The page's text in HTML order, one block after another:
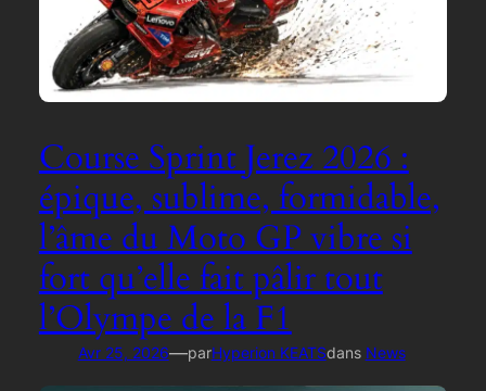
Course Sprint Jerez 2026 :
épique, sublime, formidable,
l’âme du Moto GP vibre si
fort qu’elle fait pâlir tout
l’Olympe de la F1
Avr 25, 2026—parHyperion KEATSdans News